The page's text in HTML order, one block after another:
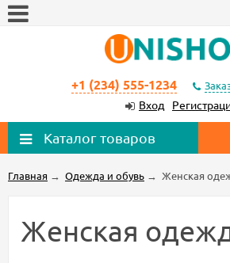
+1 (234) 555-1234
Вход
Каталог товаров
Главная → Одежда и обувь → Женская
Женская